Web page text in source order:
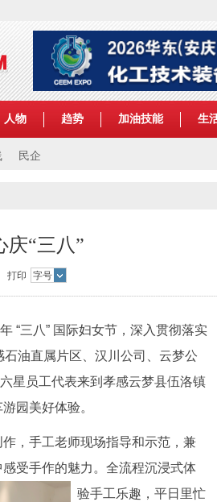
民企
人物 趋势 加油技能 生
庆“三八”
打印 字号
三八” 国际妇女节，深入贯彻落实
油直属片区、汉川公司、云梦公
星员工代表来到孝感云梦县伍洛镇
园美好体验。
，手工老师现场指导和示范，兼
受手作的魅力。全流程沉浸式体
验手工乐趣，平日里忙